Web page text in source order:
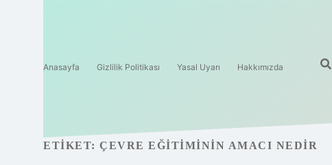
Anasayfa Gizlilik Politikası Yasal Uyarı Hakkımızda
ETIKET: ÇEVRE EĞITIMININ AMACI NEDIR